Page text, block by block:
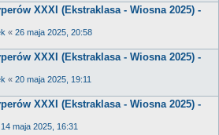
XXXI (Ekstraklasa - Wiosna 2025) -
« 26 maja 2025, 20:58
XXXI (Ekstraklasa - Wiosna 2025) -
« 20 maja 2025, 19:11
XXXI (Ekstraklasa - Wiosna 2025) -
14 maja 2025, 16:31